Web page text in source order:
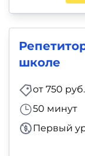
школе
от 750 руб.
50 минут
Первый